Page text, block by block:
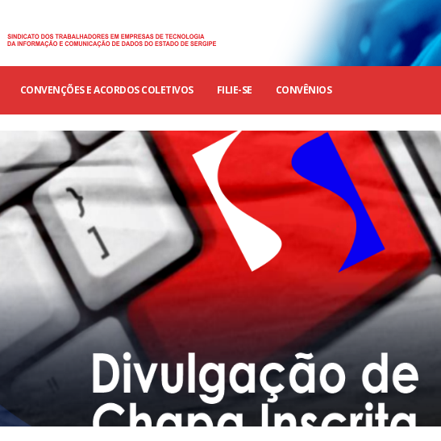
CONVENÇÕES E ACORDOS COLETIVOS FILIE-SE CONVÊNIOS
Convenção
GERAL
demitir
ou mais
EDITAL ASSEMBLÉIA GERAL
EXTRORDINÁRIA -
TRABALHADORES DAS
EMPRESAS PARTICULARES DE
SERGIPE
12 de setembro de 2024
Confira o resultado da eleição
que deu vitória à Chapa 1
30 de julho de 2024
Eleições Sindicais: Divulgação
de Chapa Inscrita
Trabalhadores das
particulares de SE aprovam
Coletiva 2025/2027
10 de setembro de 2025
CONVOCAÇÃO: ASSEMBLÉIA
EXTRAORDINÁRIA –
PARTICULARES
3 de setembro de 2025
Justiça nega recurso e
permanece impedida de
empregados com 75 anos